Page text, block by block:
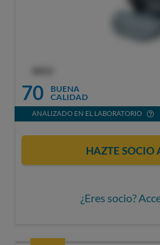
70
BUENA
CALIDAD
ANALIZADO EN EL LABORATORIO
HAZTE SOCIO
¿Eres socio?